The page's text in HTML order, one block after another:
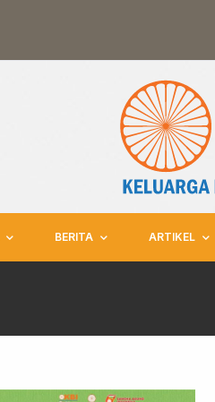
BERITA ARTIKEL